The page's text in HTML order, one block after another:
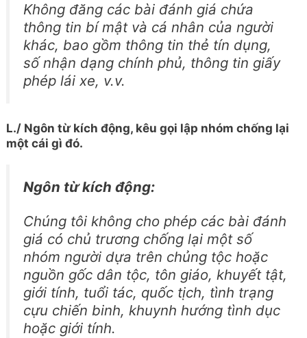
Không đăng các bài đánh giá chứa
thông tin bí mật và cá nhân của người
khác, bao gồm thông tin thẻ tín dụng,
số nhận dạng chính phủ, thông tin giấy
phép lái xe, v.v.
L./ Ngôn từ kích động, kêu gọi lập nhóm chống lại
một cái gì đó.
Ngôn từ kích động:
Chúng tôi không cho phép các bài đánh
giá có chủ trương chống lại một số
nhóm người dựa trên chủng tộc hoặc
nguồn gốc dân tộc, tôn giáo, khuyết tật,
giới tính, tuổi tác, quốc tịch, tình trạng
cựu chiến binh, khuynh hướng tình dục
hoặc giới tính.